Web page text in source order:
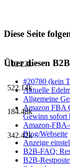
Diese Seite
112.22k
522.14k
184.48k
342.42k
Über diesen
#20780 (kein
Aktuelle
Allgemeine
Amazon FBA
Gewinn sofort
Amazon-FBA-
Blog/Webseite
Anzeige
B2B-FAQ:
B2B-